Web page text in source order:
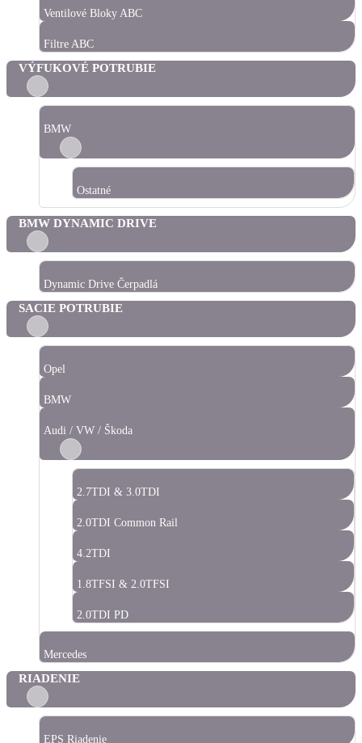
Ventilové Bloky ABC
Filtre ABC
VÝFUKOVÉ POTRUBIE
BMW
Ostatné
BMW DYNAMIC DRIVE
Dynamic Drive Čerpadlá
SACIE POTRUBIE
Opel
BMW
Audi / VW / Škoda
2.7TDI & 3.0TDI
2.0TDI Common Rail
4.2TDI
1.8TFSI & 2.0TFSI
2.0TDI PD
Mercedes
RIADENIE
EPS Riadenie